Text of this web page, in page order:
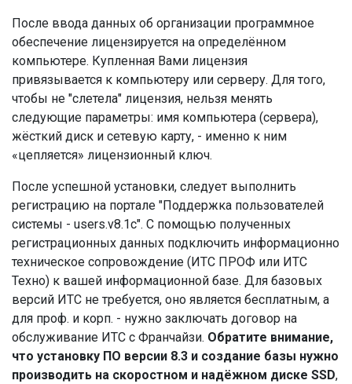
После ввода данных об организации программное
обеспечение лицензируется на определённом
компьютере. Купленная Вами лицензия
привязывается к компьютеру или серверу. Для того,
чтобы не "слетела" лицензия, нельзя менять
следующие параметры: имя компьютера (сервера),
жёсткий диск и сетевую карту, - именно к ним
«цепляется» лицензионный ключ.
После успешной установки, следует выполнить
регистрацию на портале "Поддержка пользователей
системы - users.v8.1c". С помощью полученных
регистрационных данных подключить информационно
техническое сопровождение (ИТС ПРОФ или ИТС
Техно) к вашей информационной базе. Для базовых
версий ИТС не требуется, оно является бесплатным, а
для проф. и корп. - нужно заключать договор на
обслуживание ИТС с Франчайзи. Обратите внимание,
что установку ПО версии 8.3 и создание базы нужно
производить на скоростном и надёжном диске SSD,